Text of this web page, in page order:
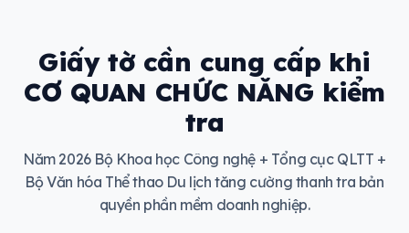
Giấy tờ cần cung cấp khi
CƠ QUAN CHỨC NĂNG kiểm
tra
Năm 2026 Bộ Khoa học Công nghệ + Tổng cục QLTT +
Bộ Văn hóa Thể thao Du lịch tăng cường thanh tra bản
quyền phần mềm doanh nghiệp.